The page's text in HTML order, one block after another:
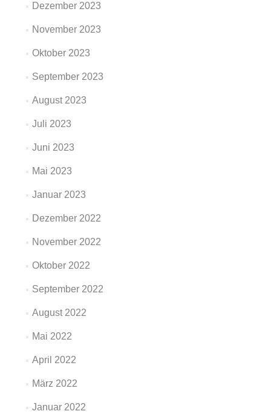
Dezember 2023
November 2023
Oktober 2023
September 2023
August 2023
Juli 2023
Juni 2023
Mai 2023
Januar 2023
Dezember 2022
November 2022
Oktober 2022
September 2022
August 2022
Mai 2022
April 2022
März 2022
Januar 2022